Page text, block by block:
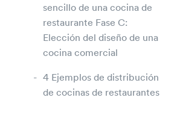
sencillo de una cocina de
restaurante Fase C:
Elección del diseño de una
cocina comercial
4 Ejemplos de distribución
de cocinas de restaurantes